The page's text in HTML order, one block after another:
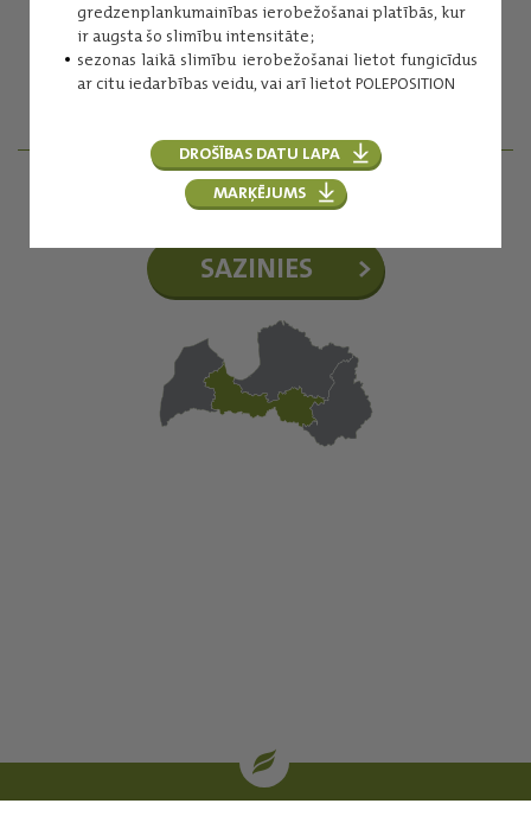
gredzenplankumainības ierobežošanai platībās, kur
ir augsta šo slimību intensitāte;
sezonas laikā slimību ierobežošanai lietot fungicīdus
ar citu iedarbības veidu, vai arī lietot POLEPOSITION
DROŠĪBAS DATU LAPA
MARĶĒJUMS
Augu aizsardzības līdzekļi
(+371) 29254276
inese.kuniga@balticagrolv.com
AGRONOMI - REĢIONĀLIE MENEDŽERI
SAZINIES